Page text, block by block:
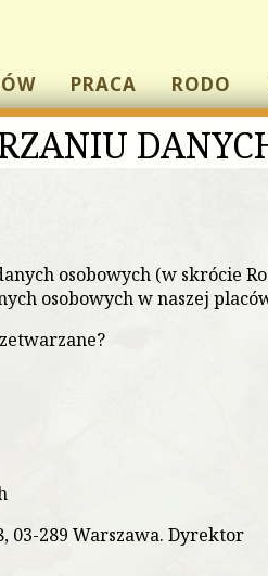
PRACA RODO
osobowych (w skrócie
osobowych w naszej
03-289 Warszawa. Dyrektor